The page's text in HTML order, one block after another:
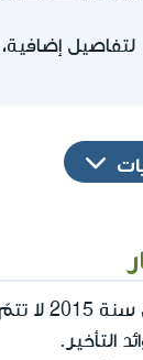
لتفاصيل
تتمّ جباية
التأخير.